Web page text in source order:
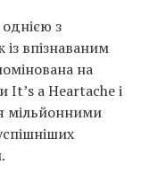
з
впізнаваним
на
It’s a Heartache і
мільйонними